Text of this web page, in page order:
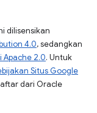
dilisensikan
4.0, sedangkan
Apache 2.0. Untuk
Situs Google
dari Oracle